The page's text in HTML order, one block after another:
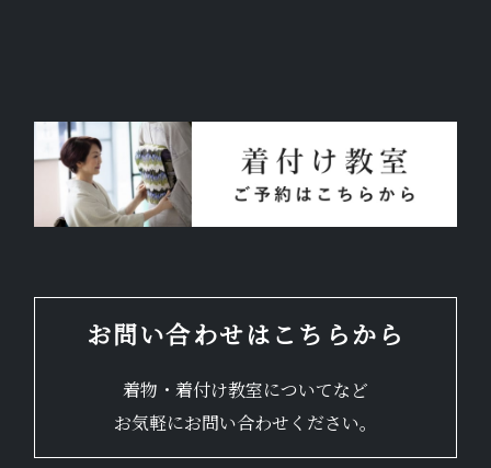
お問い合わせはこちらから
着物・着付け教室についてなど
お気軽にお問い合わせください。